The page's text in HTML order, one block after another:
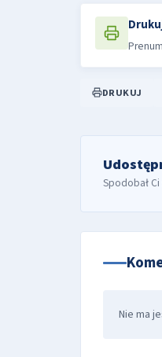
DRUKUJ
Spodobał
Nie ma